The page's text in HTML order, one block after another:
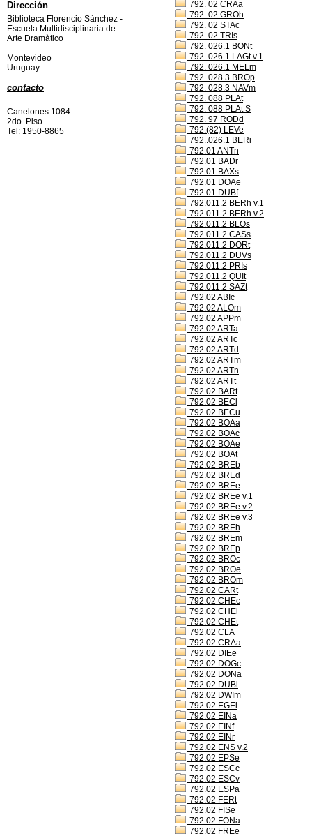
792. 02 CRAa
792. 02 GROh
792. 02 STAc
792. 02 TRIs
792. 026.1 BONt
792. 026.1 LAGt v.1
792. 026.1 MELm
792. 028.3 BROp
792. 028.3 NAVm
792. 088 PLAt
792. 088 PLAt S
792. 97 RODd
792.(82) LEVe
792..026.1 BERi
792.01 ANTn
792.01 BADr
792.01 BAXs
792.01 DOAe
792.01 DUBf
792.011.2 BERh v.1
792.011.2 BERh v.2
792.011.2 BLOs
792.011.2 CASs
792.011.2 DORt
792.011.2 DUVs
792.011.2 PRIs
792.011.2 QUIt
792.011.2 SAZt
792.02 ABIc
792.02 ALOm
792.02 APPm
792.02 ARTa
792.02 ARTc
792.02 ARTd
792.02 ARTm
792.02 ARTn
792.02 ARTt
792.02 BARt
792.02 BECl
792.02 BECu
792.02 BOAa
792.02 BOAc
792.02 BOAe
792.02 BOAt
792.02 BREb
792.02 BREd
792.02 BREe
792.02 BREe v.1
792.02 BREe v.2
792.02 BREe v.3
792.02 BREh
792.02 BREm
792.02 BREp
792.02 BROc
792.02 BROe
792.02 BROm
792.02 CARt
792.02 CHEc
792.02 CHEl
792.02 CHEt
792.02 CLA
792.02 CRAa
792.02 DIEe
792.02 DOGc
792.02 DONa
792.02 DUBi
792.02 DWIm
792.02 EGEi
792.02 EINa
792.02 EINf
792.02 EINr
792.02 ENS v.2
792.02 EPSe
792.02 ESCc
792.02 ESCv
792.02 ESPa
792.02 FERt
792.02 FISe
792.02 FONa
792.02 FREe
Dirección
Biblioteca Florencio Sànchez -
Escuela Multidisciplinaria de
Arte Dramàtico
Montevideo
Uruguay
contacto
Canelones 1084
2do. Piso
Tel: 1950-8865